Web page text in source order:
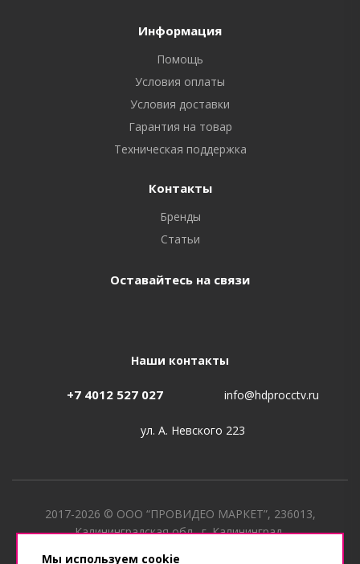
Информация
Помощь
Условия оплаты
Условия доставки
Гарантия на товар
Техническая поддержка
Контакты
Бренды
Статьи
Оставайтесь на связи
Наши контакты
+7 4012 527 027 info@hdprocctv.ru
ул. А. Невского 223
2017-2026 © ООО “ПРОВИДЕО МАРКЕТ”, 236013,
Калининградская обл., г. Калининград,
Мы используем cookie